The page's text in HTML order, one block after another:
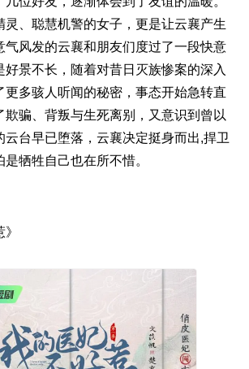
灵、聪慧机警的女子，更是让云襄产生
气风发的云襄和朋友们度过了一段快意
好景不长，随着对昔日灭族惨案的深入
更多骇人听闻的秘密，事态开始急转直
欺骗、背叛与生死离别，又意识到曾以
云台早已堕落，云襄决定挺身而出,捍卫
牺牲自己也在所不惜。